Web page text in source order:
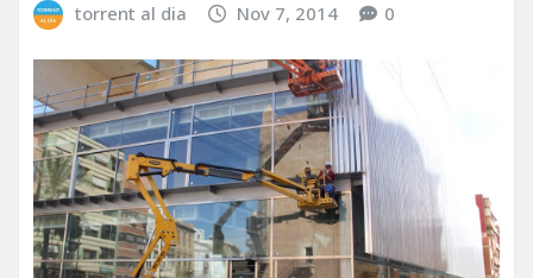
torrent al dia Nov 7, 2014 0